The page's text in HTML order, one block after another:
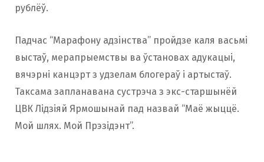
рублёў.
Падчас “Марафону адзінства” пройдзе каля васьмі
выстаў, мерапрыемствы ва ўстановах адукацыі,
вячэрні канцэрт з удзелам блогераў і артыстаў.
Таксама запланавана сустрэча з экс-старшынёй
ЦВК Лідзіяй Ярмошынай пад назвай “Маё жыццё.
Мой шлях. Мой Прэзідэнт”.